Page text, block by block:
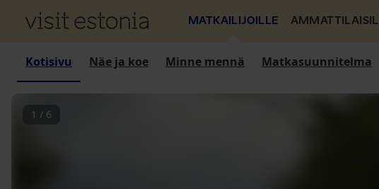
MATKAILIJOILLE
Kotisivu Näe ja koe Minne mennä Matkasuunnitelma
1 / 6